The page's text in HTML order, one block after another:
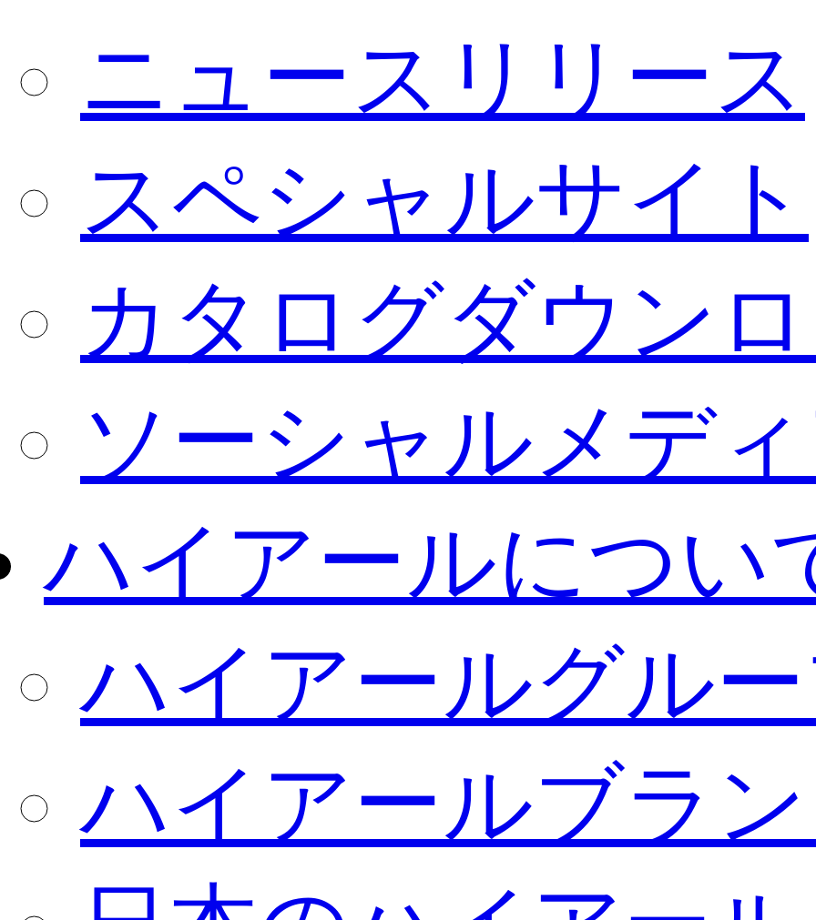
ニュースリリース
スペシャルサイト
カタログダウン
ソーシャルメデ
ハイアールについ
ハイアールグル
ハイアールブラ